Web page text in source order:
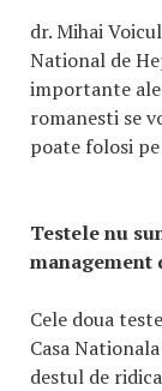
dr. Mihai
National de
importante
romanesti se
poate folosi
Testele nu
management
Cele doua
Casa
destul de